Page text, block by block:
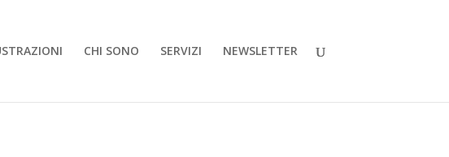
CHI SONO SERVIZI NEWSLETTER